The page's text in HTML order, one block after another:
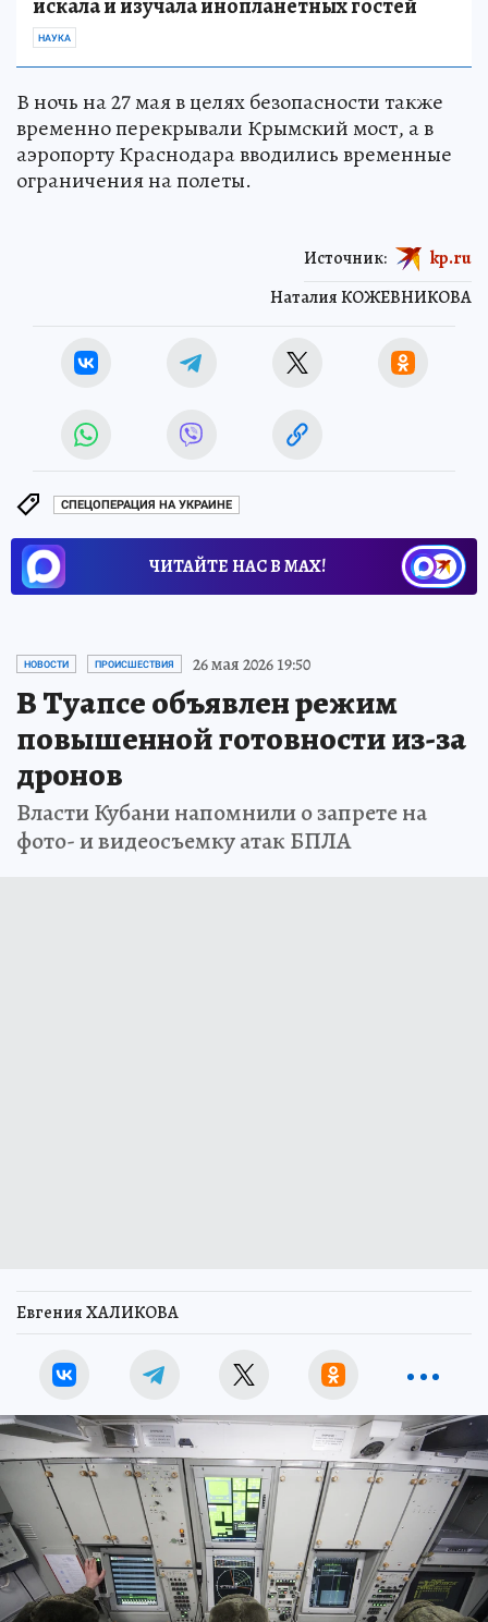
искала и изучала инопланетных гостей
НАУКА
В ночь на 27 мая в целях безопасности также
временно перекрывали Крымский мост, а в
аэропорту Краснодара вводились временные
ограничения на полеты.
Наталия КОЖЕВНИКОВА
Источник: kp.ru
СПЕЦОПЕРАЦИЯ НА УКРАИНЕ
ЧИТАЙТЕ НАС В МАХ!
НОВОСТИ ПРОИСШЕСТВИЯ 26 мая 2026 19:50
В Туапсе объявлен режим
повышенной готовности из-за
дронов
Власти Кубани напомнили о запрете на
фото- и видеосъемку атак БПЛА
Евгения ХАЛИКОВА